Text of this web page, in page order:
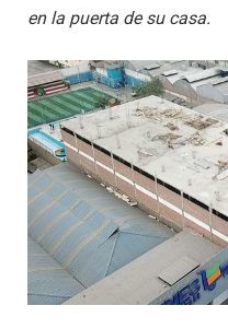
en la puerta de su casa.